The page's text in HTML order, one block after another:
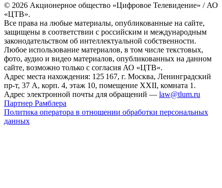
© 2026 Акционерное общество «Цифровое Телевидение» / АО
«ЦТВ».
Все права на любые материалы, опубликованные на сайте,
защищены в соответствии с российским и международным
законодательством об интеллектуальной собственности.
Любое использование материалов, в том числе текстовых,
фото, аудио и видео материалов, опубликованных на данном
сайте, возможно только с согласия АО «ЦТВ».
Адрес места нахождения: 125 167, г. Москва, Ленинградский
пр-т, 37 А, корп. 4, этаж 10, помещение XXII, комната 1.
Адрес электронной почты для обращений — law@tlum.ru
Партнер Рамблера
Политика оператора в отношении обработки персональных
данных